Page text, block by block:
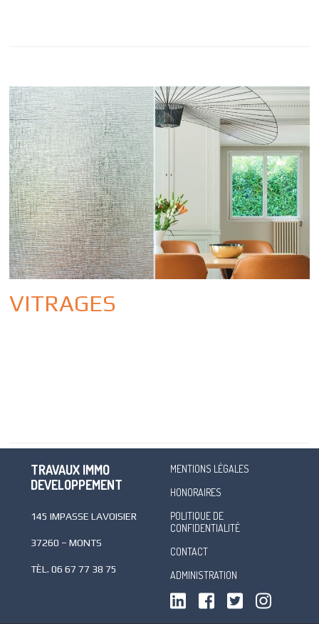
VITRAGES
TRAVAUX IMMO
DEVELOPPEMENT
145 IMPASSE LAVOISIER
37260 – MONTS
TÈL.06 67 77 38 75
MENTIONS LÉGALES
HONORAIRES
POLITIQUE DE
CONFIDENTIALITÉ
CONTACT
ADMINISTRATION